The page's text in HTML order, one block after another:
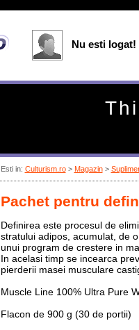
Esti in: Culturism.ro> Magazin>
Pachet pentru
Definirea este procesul de
stratului adipos, acumulat, de
unui program de crestere in
In acelasi timp se incearca
pierderii masei musculare
Muscle Line 100% Ultra Pure
Flacon de 900 g (30 de portii)
Nu esti logat!